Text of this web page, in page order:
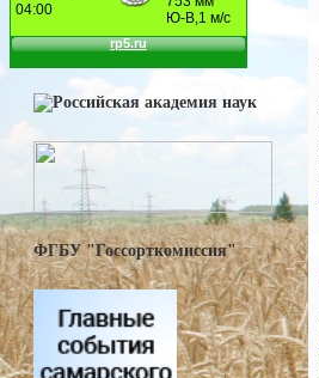
ФГБУ "Госсорткомиссия"